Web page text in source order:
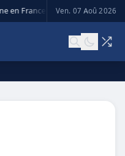
en France : prix, couverture et
Ven. 07 Aoû 2026